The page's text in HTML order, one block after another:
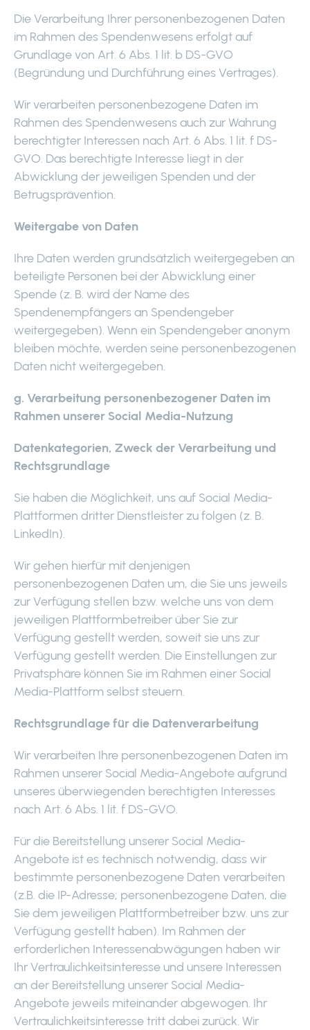
Die Verarbeitung Ihrer personenbezogenen Daten
im Rahmen des Spendenwesens erfolgt auf
Grundlage von Art. 6 Abs. 1 lit. b DS-GVO
(Begründung und Durchführung eines Vertrages).
Wir verarbeiten personenbezogene Daten im
Rahmen des Spendenwesens auch zur Wahrung
berechtigter Interessen nach Art. 6 Abs. 1 lit. f DS-
GVO. Das berechtigte Interesse liegt in der
Abwicklung der jeweiligen Spenden und der
Betrugsprävention.
Weitergabe von Daten
Ihre Daten werden grundsätzlich weitergegeben an
beteiligte Personen bei der Abwicklung einer
Spende (z. B. wird der Name des
Spendenempfängers an Spendengeber
weitergegeben). Wenn ein Spendengeber anonym
bleiben möchte, werden seine personenbezogenen
Daten nicht weitergegeben.
g. Verarbeitung personenbezogener Daten im
Rahmen unserer Social Media-Nutzung
Datenkategorien, Zweck der Verarbeitung und
Rechtsgrundlage
Sie haben die Möglichkeit, uns auf Social Media-
Plattformen dritter Dienstleister zu folgen (z. B.
LinkedIn).
Wir gehen hierfür mit denjenigen
personenbezogenen Daten um, die Sie uns jeweils
zur Verfügung stellen bzw. welche uns von dem
jeweiligen Plattformbetreiber über Sie zur
Verfügung gestellt werden, soweit sie uns zur
Verfügung gestellt werden. Die Einstellungen zur
Privatsphäre können Sie im Rahmen einer Social
Media-Plattform selbst steuern.
Rechtsgrundlage für die Datenverarbeitung
Wir verarbeiten Ihre personenbezogenen Daten im
Rahmen unserer Social Media-Angebote aufgrund
unseres überwiegenden berechtigten Interesses
nach Art. 6 Abs. 1 lit. f DS-GVO.
Für die Bereitstellung unserer Social Media-
Angebote ist es technisch notwendig, dass wir
bestimmte personenbezogene Daten verarbeiten
(z.B. die IP-Adresse; personenbezogene Daten, die
Sie dem jeweiligen Plattformbetreiber bzw. uns zur
Verfügung gestellt haben). Im Rahmen der
erforderlichen Interessenabwägungen haben wir
Ihr Vertraulichkeitsinteresse und unsere Interessen
an der Bereitstellung unserer Social Media-
Angebote jeweils miteinander abgewogen. Ihr
Vertraulichkeitsinteresse tritt dabei zurück. Wir